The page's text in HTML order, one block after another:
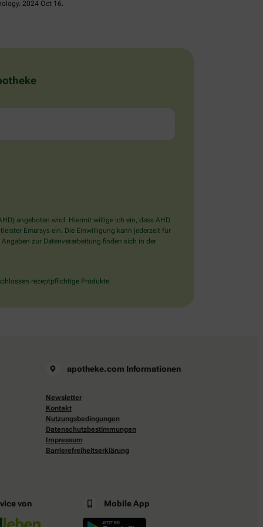
2024 Oct 16.
angeboten wird. Hiermit willige ich ein, dass AHD
Emarsys ein. Die Einwilligung kann jederzeit für
zur Datenverarbeitung finden sich in der
rezeptpflichtige Produkte.
apotheke.com Informationen
Newsletter
Kontakt
Nutzungsbedingungen
Datenschutzbestimmungen
Impressum
Barrierefreiheitserklärung
von Mobile App